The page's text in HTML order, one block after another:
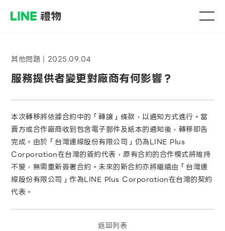
其他問題 ｜ 2025.09.04
服務提供者變更對廠商有何影響？
本次轉移將依據合約中的「轉讓」條款，以通知方式進行。當
賣方或合作廠商收到包含電子郵件及紙本的通知後，轉移即告
完成。由於「台灣連線股份有限公司」仍為LINE Plus
Corporation在台灣的簽約代表，原有合約的合作模式將維持
不變，無需重新簽署合約。未來的新合約亦將繼續由「台灣連
線股份有限公司」作為LINE Plus Corporation在台灣的契約
代表。
返回列表